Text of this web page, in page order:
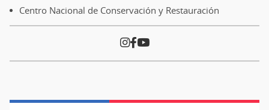
Centro Nacional de Conservación y Restauración